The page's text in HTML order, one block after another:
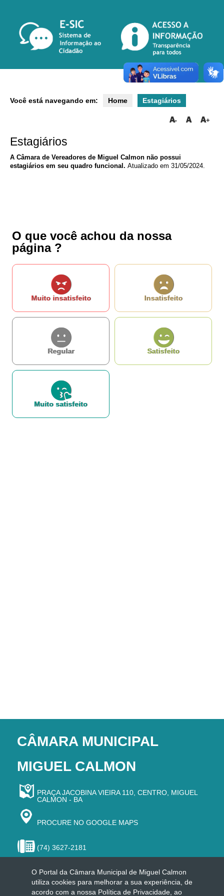
Você está navegando em: Home Estagiários
Estagiários
A Câmara de Vereadores de Miguel Calmon não possui
estagiários em seu quadro funcional. Atualizado em 31/05/2024.
O que você achou da nossa
página ?
Muito insatisfeito Insatisfeito
Regular Satisfeito
Muito satisfeito
CÂMARA MUNICIPAL
MIGUEL CALMON
PRAÇA JACOBINA VIEIRA 110, CENTRO, MIGUEL
CALMON - BA
PROCURE NO GOOGLE MAPS
(74) 3627-2181
O Portal da Câmara Municipal de Miguel Calmon
utiliza cookies para melhorar a sua experiência, de
acordo com a nossa Política de Privacidade, ao